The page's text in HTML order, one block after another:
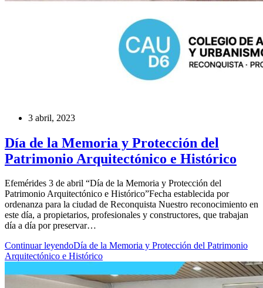
3 abril, 2023
Día de la Memoria y Protección del
Patrimonio Arquitectónico e Histórico
Efemérides 3 de abril “Día de la Memoria y Protección del
Patrimonio Arquitectónico e Histórico”Fecha establecida por
ordenanza para la ciudad de Reconquista Nuestro reconocimiento en
este día, a propietarios, profesionales y constructores, que trabajan
día a día por preservar…
Continuar leyendoDía de la Memoria y Protección del Patrimonio
Arquitectónico e Histórico